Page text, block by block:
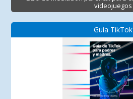
videojuegos
Guía TikTok